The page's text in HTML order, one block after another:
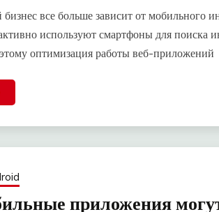
все больше зависит от мобильного
используют смартфоны для поиска
оптимизация работы веб-приложений
приложения